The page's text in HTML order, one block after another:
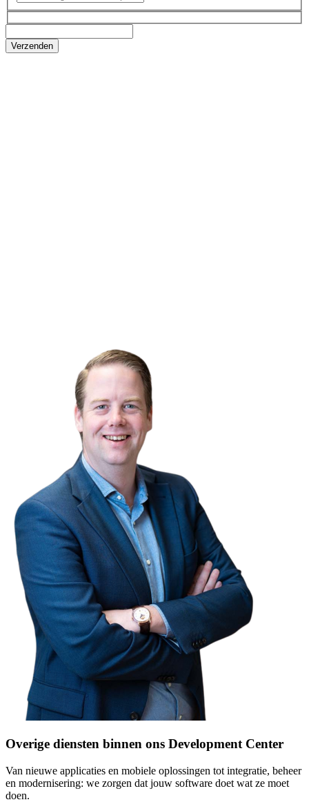
Overige diensten binnen ons Development Center
Van nieuwe applicaties en mobiele oplossingen tot integratie, beheer
en modernisering: we zorgen dat jouw software doet wat ze moet
doen.